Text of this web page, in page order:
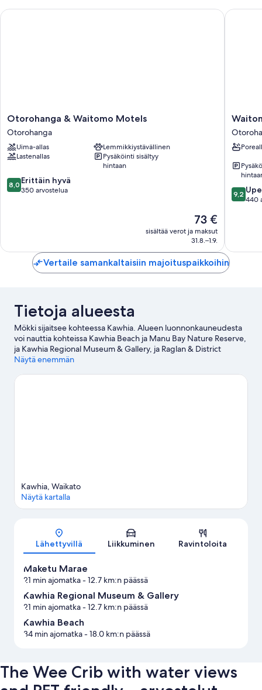
Otorohanga
&
Waitomo
Motels
Otorohanga
Otorohanga & Waitomo Motels
Otorohanga
Uima-allas
Lemmikkiystävällinen
Lastenallas
Pysäköinti sisältyy
hintaan
8.0
kautta
8,0 Erittäin hyvä
350 arvostelua
Hinta
73 €
73 €
sisältää verot ja maksut
31.8.–1.9.
Otorohanga & Waitomo Motels
Orchard
Estate
B&B
9.2
kautta
9,2
440
Vertaile samankaltaisiin majoituspaikkoihin
Tietoja alueesta
Mökki sijaitsee kohteessa Kawhia. Alueen luonnonkauneudesta
voi nauttia kohteissa Kawhia Beach ja Manu Bay Nature Reserve,
ja Kawhia Regional Museum & Gallery, ja Raglan & District
Museum on mielenkiintoinen kulttuurikohde.
Näytä enemmän
Kartta
Kawhia, Waikato
Näytä kartalla
Lähettyvillä Liikkuminen Ravintoloita
Maketu Marae
21 min ajomatka- 12.7 km:n päässä
Kawhia Regional Museum & Gallery
21 min ajomatka- 12.7 km:n päässä
Kawhia Beach
34 min ajomatka- 18.0 km:n päässä
The Wee Crib with water views